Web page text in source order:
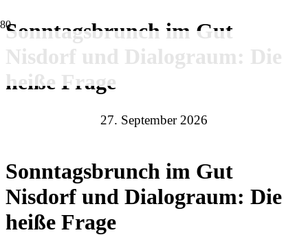
Sonntagsbrunch im Gut
Nisdorf und Dialograum: Die
heiße Frage
27. September 2026
Sonntagsbrunch im Gut
Nisdorf und Dialograum: Die
heiße Frage